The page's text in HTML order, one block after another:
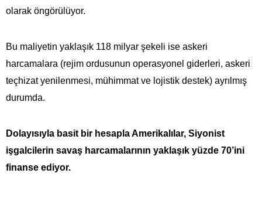
olarak öngörülüyor.
Bu maliyetin yaklaşık 118 milyar şekeli ise askeri
harcamalara (rejim ordusunun operasyonel giderleri, askeri
teçhizat yenilenmesi, mühimmat ve lojistik destek) ayrılmış
durumda.
Dolayısıyla basit bir hesapla Amerikalılar, Siyonist
işgalcilerin savaş harcamalarının yaklaşık yüzde 70’ini
finanse ediyor.